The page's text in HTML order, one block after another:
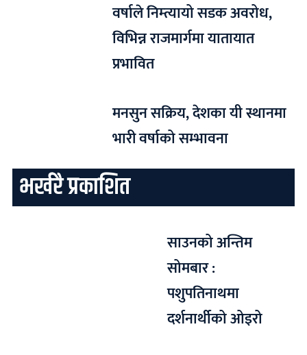
वर्षाले निम्त्यायो सडक अवरोध,
विभिन्न राजमार्गमा यातायात
प्रभावित
मनसुन सक्रिय, देशका यी स्थानमा
भारी वर्षाको सम्भावना
भर्खरै प्रकाशित
साउनको अन्तिम
सोमबार :
पशुपतिनाथमा
दर्शनार्थीको ओइरो